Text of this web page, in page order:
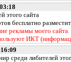
этого сайта
бесплатно
рекламы моего
ИКТ
среди либителей